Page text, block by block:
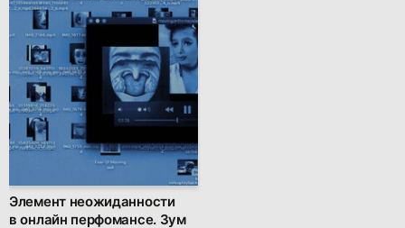
Элемент неожиданности
в онлайн перфомансе. Зум